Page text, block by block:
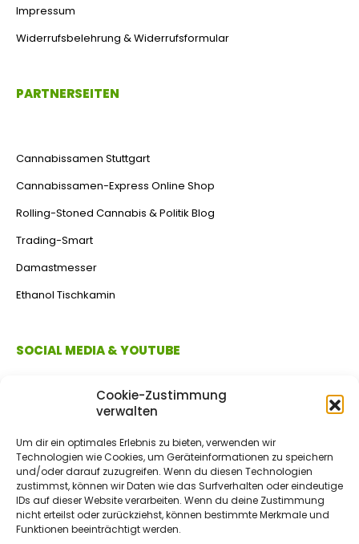
Cookie-Zustimmung
verwalten
Um dir ein optimales Erlebnis zu bieten, verwenden wir
Technologien wie Cookies, um Geräteinformationen zu speichern
und/oder darauf zuzugreifen. Wenn du diesen Technologien
zustimmst, können wir Daten wie das Surfverhalten oder eindeutige
IDs auf dieser Website verarbeiten. Wenn du deine Zustimmung
nicht erteilst oder zurückziehst, können bestimmte Merkmale und
Funktionen beeinträchtigt werden.
Impressum
Widerrufsbelehrung & Widerrufsformular
PARTNERSEITEN
Cannabissamen Stuttgart
Cannabissamen-Express Online Shop
Rolling-Stoned Cannabis & Politik Blog
Trading-Smart
Damastmesser
Ethanol Tischkamin
SOCIAL MEDIA & YOUTUBE
ZAHLUNGSMETHODEN